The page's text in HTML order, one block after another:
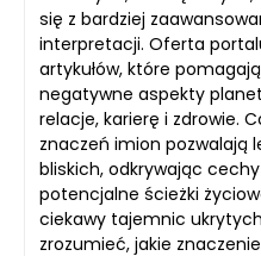
się z bardziej
interpretacji. Oferta
artykułów, które
negatywne aspekty
relacje, karierę i zdrowie.
znaczeń imion pozwalają
bliskich, odkrywając
potencjalne ścieżki
ciekawy tajemnic
zrozumieć, jakie